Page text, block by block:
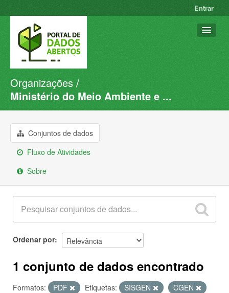
Entrar
Conjuntos de dados
Organizações
Sobre
Organizações
Ministério do Meio Ambiente e ...
Conjuntos de dados
Fluxo de Atividades
Sobre
Ordenar por
1 conjunto de dados encontrado
Formatos: PDF Etiquetas: SISGEN
CGEN